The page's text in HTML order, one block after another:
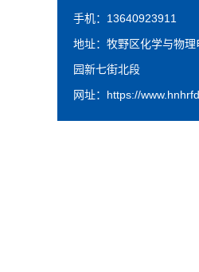
手机：13640923911
地址：牧野区化学与物理
园新七街北段
网址： https://